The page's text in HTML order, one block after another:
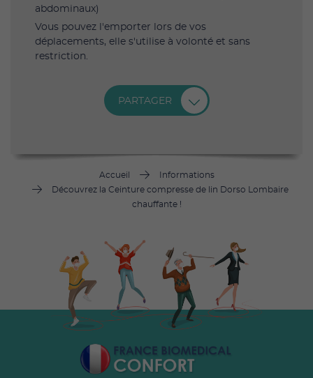
abdominaux)
Vous pouvez l'emporter lors de vos
déplacements, elle s'utilise à volonté et sans
restriction.
PARTAGER
Accueil
Informations
Découvrez la Ceinture compresse de lin Dorso Lombaire
chauffante !